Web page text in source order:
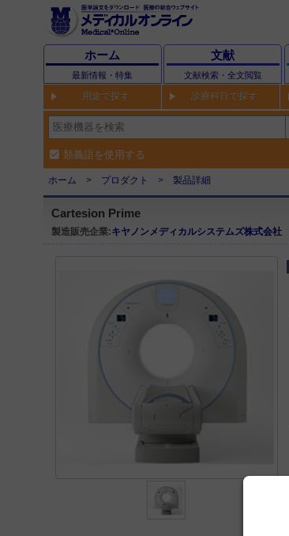
ホーム
最新情報・特集
文献
文献検索・全文閲覧
用途で探す 診療科目で探す
類義語を使用する
ホーム プロダクト 製品詳細
Cartesion Prime
製造販売企業:キヤノンメディカルシステムズ株式会社